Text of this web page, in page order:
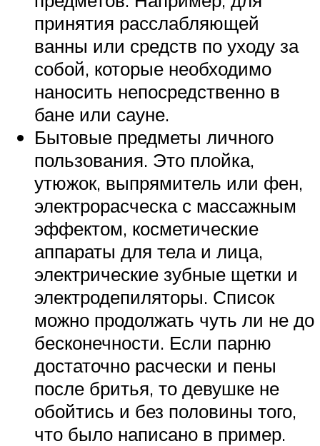
принятия расслабляющей
ванны или средств по уходу за
собой, которые необходимо
наносить непосредственно в
бане или сауне.
Бытовые предметы личного
пользования. Это плойка,
утюжок, выпрямитель или фен,
электрорасческа с массажным
эффектом, косметические
аппараты для тела и лица,
электрические зубные щетки и
электродепиляторы. Список
можно продолжать чуть ли не до
бесконечности. Если парню
достаточно расчески и пены
после бритья, то девушке не
обойтись и без половины того,
что было написано в пример.